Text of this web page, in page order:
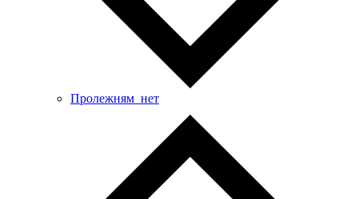
Пролежням_нет